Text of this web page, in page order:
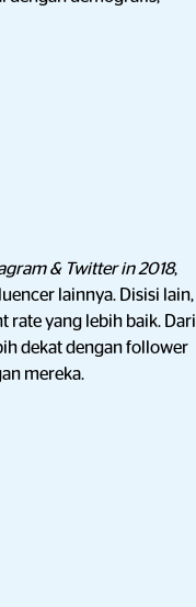
& Twitter in 2018,
lainnya. Disisi lain,
rate yang lebih baik. Dari
dekat dengan follower
mereka.